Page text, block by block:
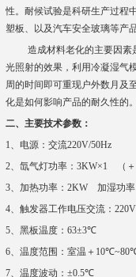
性。耐候试验是科研生产过程
塑板、以及汽车安全玻璃等产
造成材料老化的主要因
光照射的效果，利用冷凝湿气
周的时间即可重现户外数月及
化是如何影响产品的耐久性的
二、主要技术参数：
1、电源：交流220V/50Hz
2、氙气灯功率： 3KW×1 （＋
3、加热功率： 2KW加湿功率
4、触发器工作电压交流： 220V
5、黑板温度： 63±3℃
6、温度范围：室温＋ 10℃~80
7、温度波动：±0.5℃